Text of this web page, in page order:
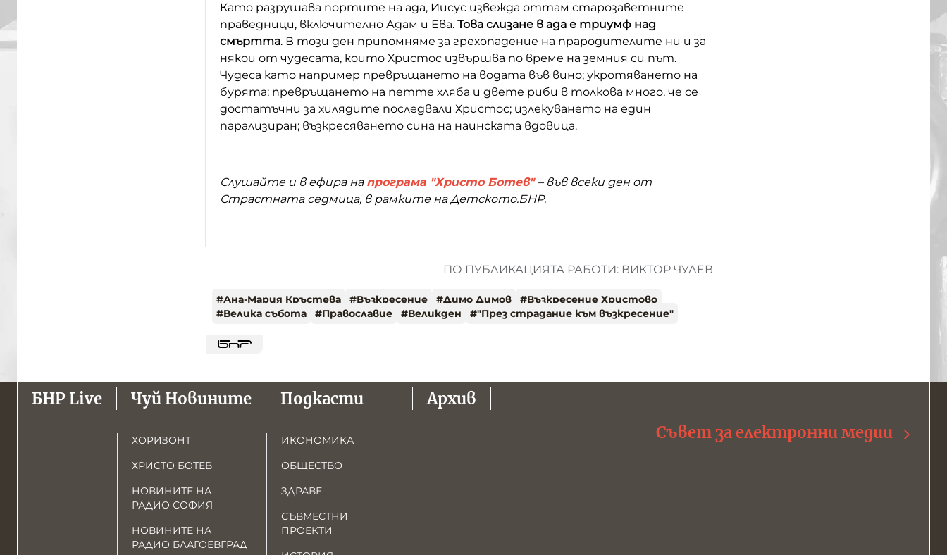
Като разрушава портите на ада, Иисус извежда оттам старозаветните
праведници, включително Адам и Ева. Това слизане в ада е триумф над
смъртта. В този ден припомняме за грехопадение на прародителите ни и за
някои от чудесата, които Христос извършва по време на земния си път.
Чудеса като например превръщането на водата във вино; укротяването на
бурята; превръщането на петте хляба и двете риби в толкова много, че се
достатъчни за хилядите последвали Христос; излекуването на един
парализиран; възкресяването сина на наинската вдовица.
Слушайте и в ефира на програма "Христо Ботев" – във всеки ден от
Страстната седмица, в рамките на Детското.БНР.
ПО ПУБЛИКАЦИЯТА РАБОТИ: ВИКТОР ЧУЛЕВ
#Ана-Мария Кръстева #Възкресение #Димо Димов #Възкресение Христово
#Велика събота #Православие #Великден #"През страдание към възкресение"
БНР Live Чуй Новините
ХОРИЗОНТ
ХРИСТО БОТЕВ
НОВИНИТЕ НА
РАДИО СОФИЯ
НОВИНИТЕ НА
РАДИО БЛАГОЕВГРАД
Подкасти
ИКОНОМИКА
ОБЩЕСТВО
ЗДРАВЕ
СЪВМЕСТНИ
ПРОЕКТИ
Архив
Съвет за електронни медии